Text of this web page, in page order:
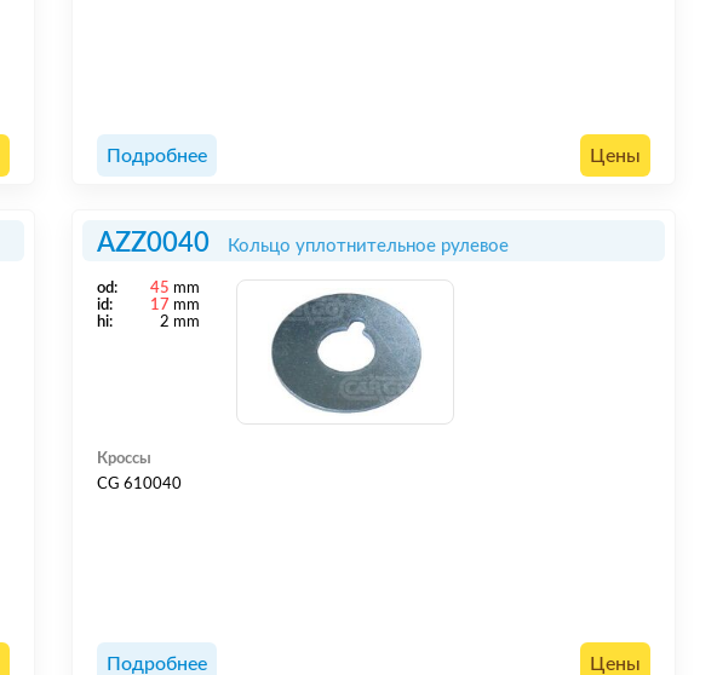
Подробнее Цены
AZZ0040 Кольцо уплотнительное рулевое
od: 45 mm
id:
17 mm
hi:
2 mm
Кроссы
CG 610040
Подробнее Цены